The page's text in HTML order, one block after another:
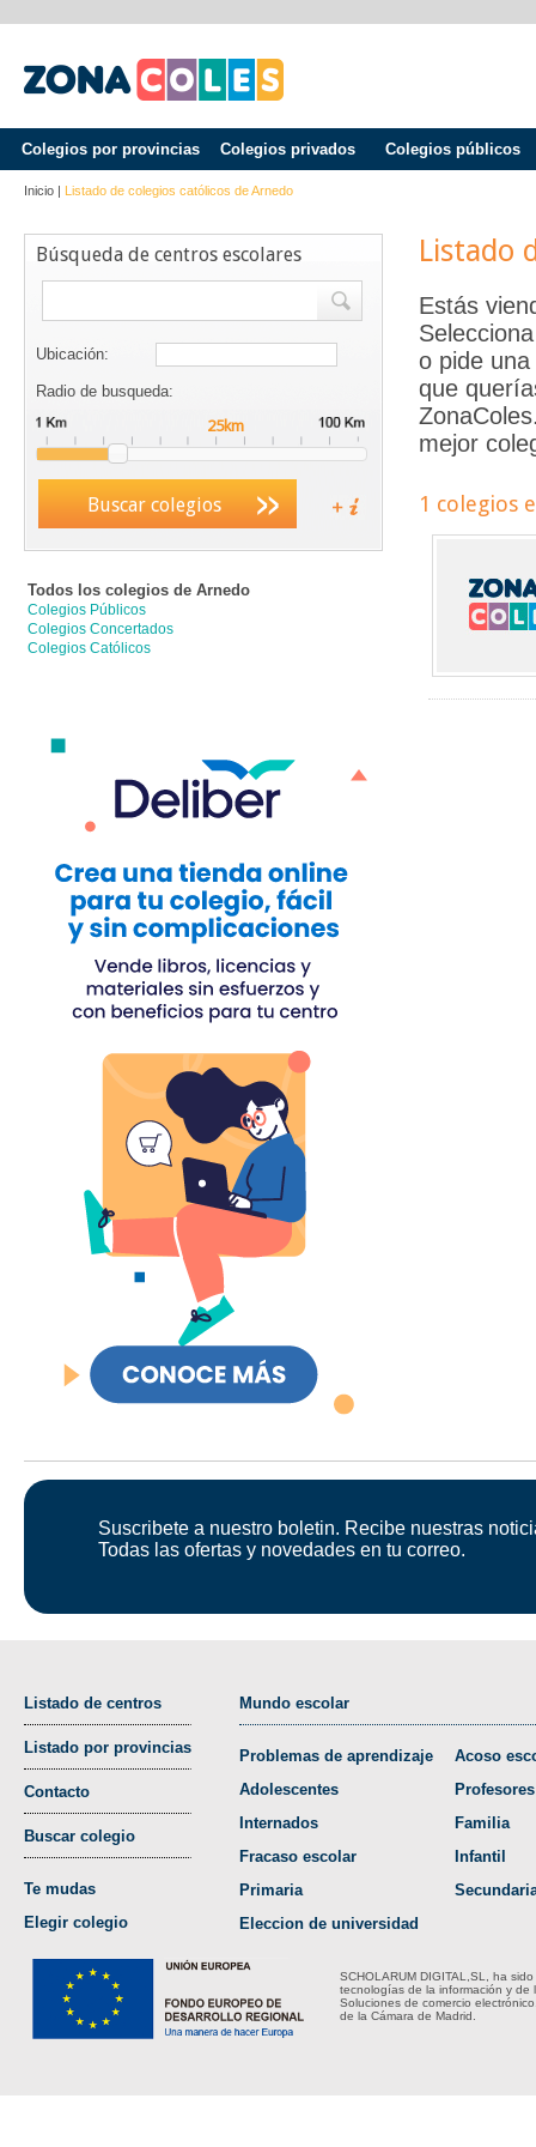
Colegios por provincias Colegios privados Colegios públicos
Inicio | Listado de colegios católicos deArnedo
Búsqueda de centros escolares
Ubicación:
Radio de busqueda:
Buscar colegios
Todos los colegios de Arnedo
Colegios Públicos
Colegios Concertados
Colegios Católicos
Listado
Estás
o pide
que
mejor
1 colegios
Suscribete a nuestro boletin. Recibe nuestras
Todas las ofertas y novedades en tu correo.
Listado de centros
Listado por provincias
Contacto
Buscar colegio
Te mudas
Elegir colegio
Mundo escolar
Problemas de aprendizaje
Adolescentes
Internados
Fracaso escolar
Primaria
Eleccion de universidad
Acoso
Profesores
Familia
Infantil
SCHOLARUM DIGITAL,SL, ha
tecnologías de la información y de
Soluciones de comercio
de la Cámara de Madrid.